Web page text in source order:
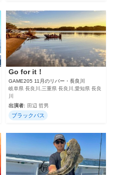
Go for it！
GAME205 11月のリバー・長良川
岐阜県 長良川,三重県 長良川,愛知県 長良
川
出演者: 田辺 哲男
ブラックバス